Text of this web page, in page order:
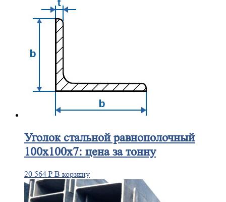
Уголокстальной равнополочный
100х100х7: цена за тонну
20 564 ₽ В корзину